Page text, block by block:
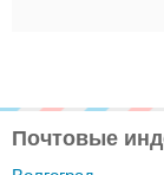
Почтовые